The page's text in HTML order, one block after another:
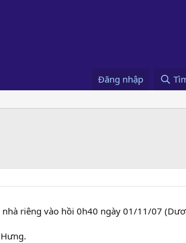
Đăng nhập
riêng vào hồi 0h40 ngày 01/11/07